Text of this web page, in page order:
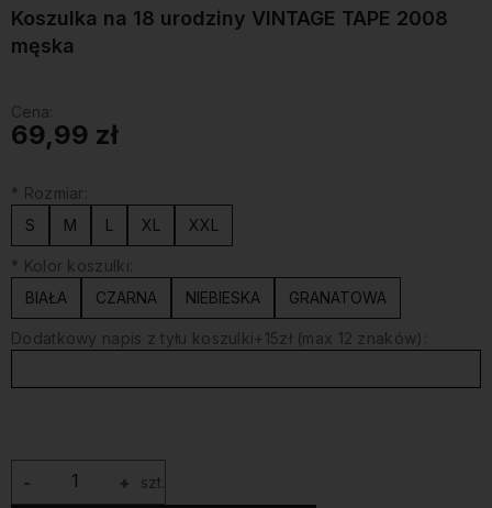
Koszulka na 18 urodziny VINTAGE TAPE 2008
męska
Cena:
69,99 zł
* Rozmiar:
S
M L XL XXL
* Kolor koszulki:
BIAŁA
CZARNA NIEBIESKA GRANATOWA
Dodatkowy napis z tyłu koszulki+15zł (max 12 znaków):
+
- szt.